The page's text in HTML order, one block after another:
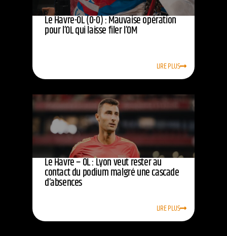
Le Havre-OL (0-0) : Mauvaise opération
pour l’OL qui laisse filer l’OM
LIRE PLUS
Le Havre – OL : Lyon veut rester au
contact du podium malgré une cascade
d’absences
LIRE PLUS